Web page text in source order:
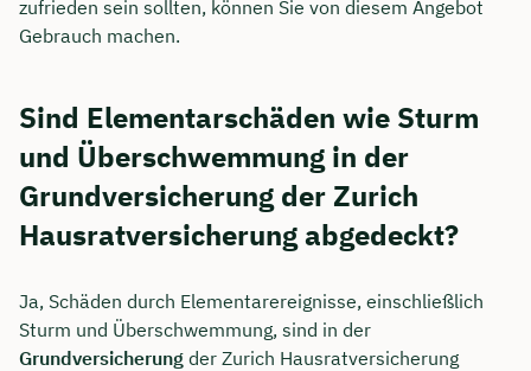
zufrieden sein sollten, können Sie von diesem Angebot
Gebrauch machen.
Sind Elementarschäden wie Sturm
und Überschwemmung in der
Grundversicherung der Zurich
Hausratversicherung abgedeckt?
Ja, Schäden durch Elementarereignisse, einschließlich
Sturm und Überschwemmung, sind in der
Grundversicherung der Zurich Hausratversicherung